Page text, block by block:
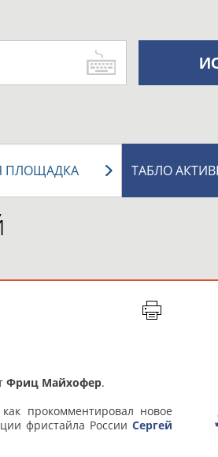
ТАБЛО
ПЛОЩАДКА
Фриц Майхофер.
прокомментировал новое
фристайла РоссииСергей